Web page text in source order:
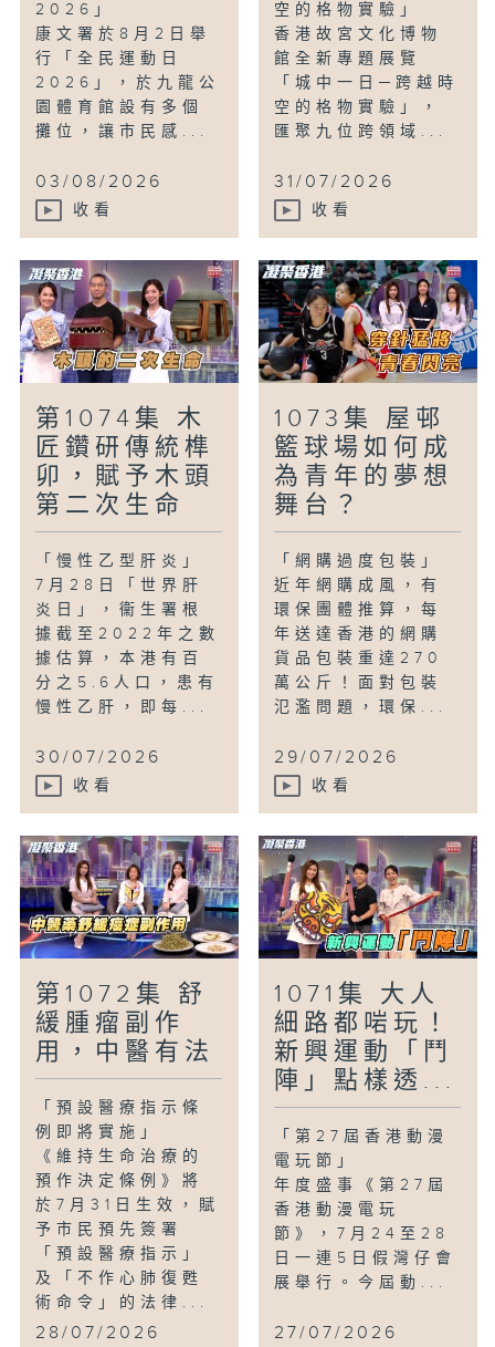
2026」
康文署於8月2日舉
行「全民運動日
2026」，於九龍公
園體育館設有多個
攤位，讓市民感...
03/08/2026
收看
空的格物實驗」
香港故宮文化博物
館全新專題展覽
「城中一日─跨越時
空的格物實驗」，
匯聚九位跨領域...
31/07/2026
收看
第1074集 木
匠鑽研傳統榫
卯，賦予木頭
第二次生命
「慢性乙型肝炎」
7月28日「世界肝
炎日」，衞生署根
據截至2022年之數
據估算，本港有百
分之5.6人口，患有
慢性乙肝，即每...
30/07/2026
收看
1073集 屋邨
籃球場如何成
為青年的夢想
舞台？
「網購過度包裝」
近年網購成風，有
環保團體推算，每
年送達香港的網購
貨品包裝重達270
萬公斤！面對包裝
氾濫問題，環保...
29/07/2026
收看
第1072集 舒
緩腫瘤副作
用，中醫有法
「預設醫療指示條
例即將實施」
《維持生命治療的
預作決定條例》將
於7月31日生效，賦
予市民預先簽署
「預設醫療指示」
及「不作心肺復甦
術命令」的法律...
28/07/2026
1071集 大人
細路都啱玩！
新興運動「鬥
陣」點樣透...
「第27屆香港動漫
電玩節」
年度盛事《第27屆
香港動漫電玩
節》，7月24至28
日一連5日假灣仔會
展舉行。今屆動...
27/07/2026